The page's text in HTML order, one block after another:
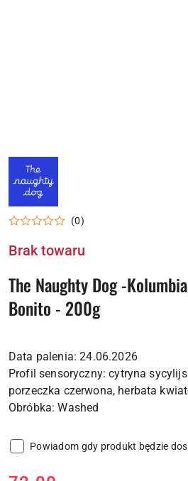
PALARNI
NAUGHTY
DOG
COFFEE
(0)
Brak towaru
The Naughty Dog -
Bonito - 200g
Data palenia: 24.06.2026
Profil sensoryczny: cytryna
porzeczka czerwona, herbata
Powiadom gdy produkt będzie